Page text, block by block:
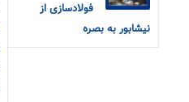
فولادسازی از
نیشابور به بصره